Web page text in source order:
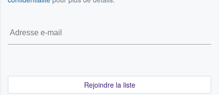
Rejoindre la liste